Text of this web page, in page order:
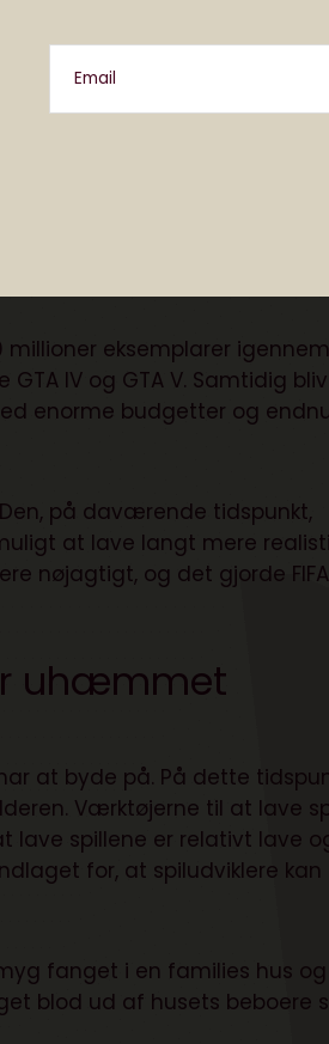
Email
største og mest indflydelsesrige
eksemplarer
IV og GTA V. Samtidig
enorme budgetter og
på daværende tidspunkt,
at lave langt mere
nøjagtigt, og det gjorde
uhæmmet
at byde på. På dette
Værktøjerne til at lave
spillene er relativt lave
for, at spiludviklere kan
fanget i en families hus og
blod ud af husets beboere